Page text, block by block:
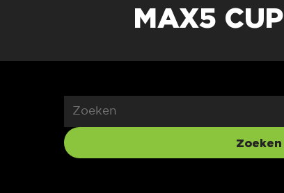
MAX5 CUP